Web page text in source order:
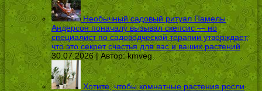
Необычный садовый ритуал Памелы
Андерсон поначалу вызывал скепсис — но
специалист по садоводческой терапии утверждает,
что это секрет счастья для вас и ваших растений
30.07.2026 | Автор:kmveg
Хотите, чтобы комнатные растения росли